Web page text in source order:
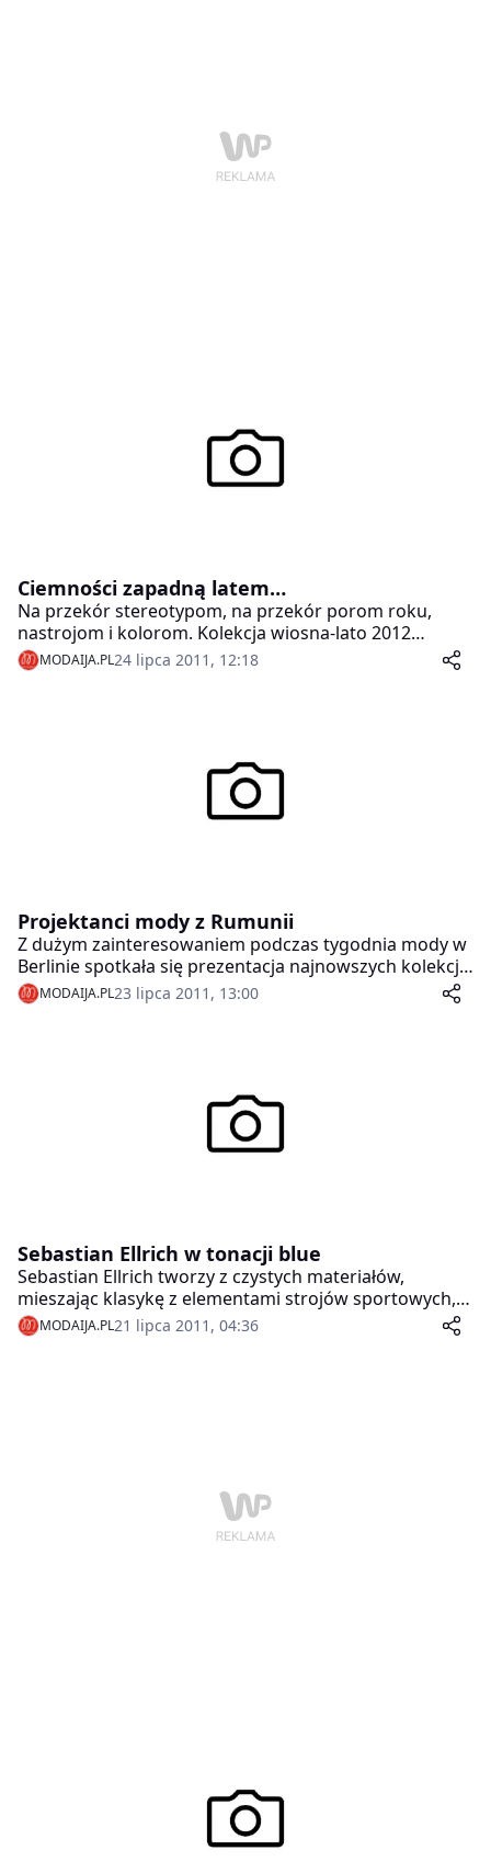
Ciemności zapadną latem…
Na przekór stereotypom, na przekór porom roku,
nastrojom i kolorom. Kolekcja wiosna-lato 2012
Broscatean jest konsekwentnie mroczna w czerniach i
szarościach, refleksyjna i dziwnie przez to piękna.
MODAIJA.PL24 lipca 2011, 12:18
Projektanci mody z Rumunii
Z dużym zainteresowaniem podczas tygodnia mody w
Berlinie spotkała się prezentacja najnowszych kolekcji
wiosna-lato 2012 raczej mniej znanych projektantów
mody z Rumunii. Przyznać trzeba, że po raz kolejny
MODAIJA.PL23 lipca 2011, 13:00
Sebastian Ellrich w tonacji blue
Sebastian Ellrich tworzy z czystych materiałów,
mieszając klasykę z elementami strojów sportowych,
które nadają casualowej odzieży lekkości, a zarazem
powiewu ekstrawagancji.
MODAIJA.PL21 lipca 2011, 04:36